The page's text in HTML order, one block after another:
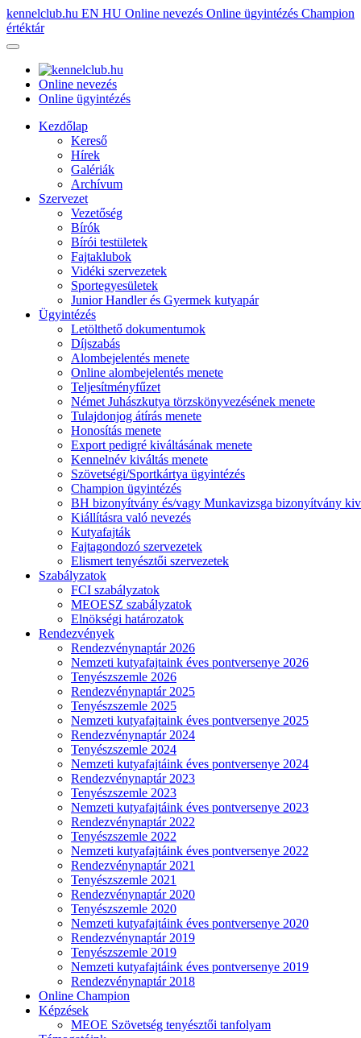
kennelclub.hu EN HU Online nevezés Online ügyintézés Champion
értéktár
Online nevezés
Online ügyintézés
Kezdőlap
Kereső
Hírek
Galériák
Archívum
Szervezet
Vezetőség
Bírók
Bírói testületek
Fajtaklubok
Vidéki szervezetek
Sportegyesületek
Junior Handler és Gyermek kutyapár
Ügyintézés
Letölthető dokumentumok
Díjszabás
Alombejelentés menete
Online alombejelentés menete
Teljesítményfűzet
Német Juhászkutya törzskönyvezésének menete
Tulajdonjog átírás menete
Honosítás menete
Export pedigré kiváltásának menete
Kennelnév kiváltás menete
Szövetségi/Sportkártya ügyintézés
Champion ügyintézés
BH bizonyítvány és/vagy Munkavizsga bizonyítvány
Kiállításra való nevezés
Kutyafajták
Fajtagondozó szervezetek
Elismert tenyésztői szervezetek
Szabályzatok
FCI szabályzatok
MEOESZ szabályzatok
Elnökségi határozatok
Rendezvények
Rendezvénynaptár 2026
Nemzeti kutyafajtaink éves pontversenye 2026
Tenyészszemle 2026
Rendezvénynaptár 2025
Tenyészszemle 2025
Nemzeti kutyafajtaink éves pontversenye 2025
Rendezvénynaptár 2024
Tenyészszemle 2024
Nemzeti kutyafajtáink éves pontversenye 2024
Rendezvénynaptár 2023
Tenyészszemle 2023
Nemzeti kutyafajtáink éves pontversenye 2023
Rendezvénynaptár 2022
Tenyészszemle 2022
Nemzeti kutyafajtáink éves pontversenye 2022
Rendezvénynaptár 2021
Tenyészszemle 2021
Rendezvénynaptár 2020
Tenyészszemle 2020
Nemzeti kutyafajtáink éves pontversenye 2020
Rendezvénynaptár 2019
Tenyészszemle 2019
Nemzeti kutyafajtáink éves pontversenye 2019
Rendezvénynaptár 2018
Online Champion
Képzések
MEOE Szövetség tenyésztői tanfolyam